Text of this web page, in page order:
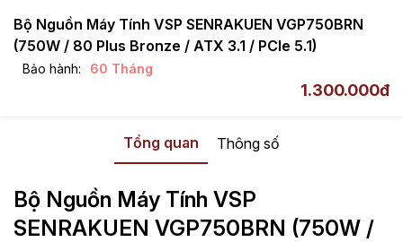
Bộ Nguồn Máy Tính VSP SENRAKUEN VGP750BRN
(750W / 80 Plus Bronze / ATX 3.1 / PCIe 5.1)
Bảo hành: 60 Tháng
1.300.000đ
80 Plus Bronze
Tổng quan Thông số
Bộ Nguồn Máy Tính VSP
SENRAKUEN VGP750BRN (750W /